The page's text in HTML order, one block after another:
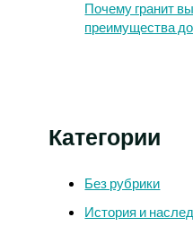
Почему гранит
преимущества
Категории
Без рубрики
История и